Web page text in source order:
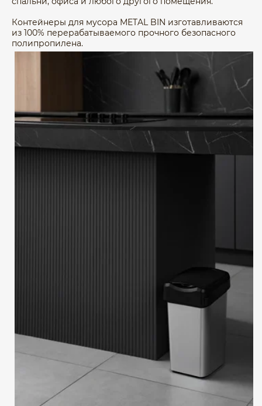
Контейнеры для мусора METAL BIN изготавливаются
из 100% перерабатываемого прочного безопасного
полипропилена.